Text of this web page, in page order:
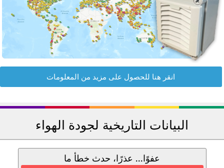
انقر هنا للحصول على مزيد من المعلومات
البيانات التاريخية لجودة الهواء
عفوًا... عذرًا، حدث خطأ ما